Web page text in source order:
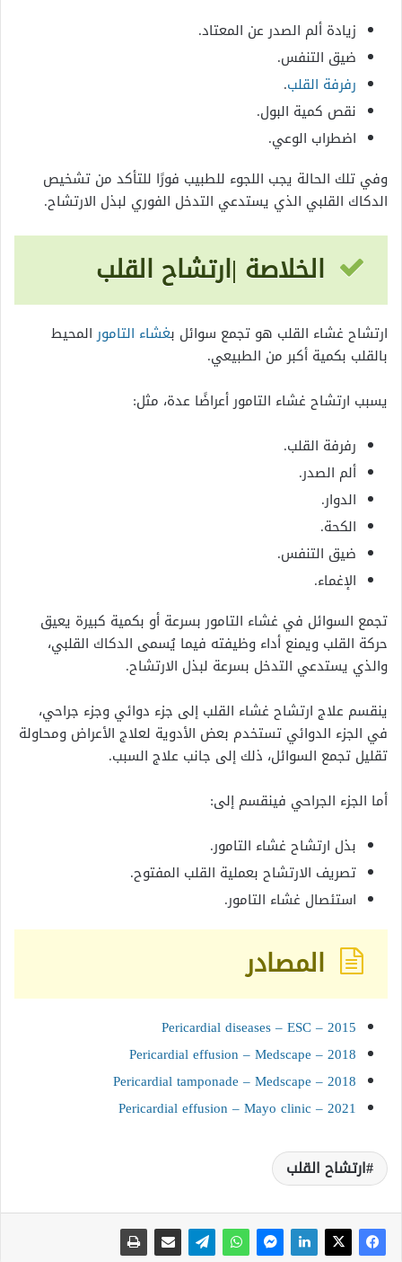
زيادة ألم الصدر عن المعتاد.
ضيق التنفس.
رفرفة القلب.
نقص كمية البول.
اضطراب الوعي.
وفي تلك الحالة يجب اللجوء للطبيب فورًا للتأكد من تشخيص
الدكاك القلبي الذي يستدعي التدخل الفوري لبذل الارتشاح.
الخلاصة |ارتشاح القلب
ارتشاح غشاء القلب هو تجمع سوائل بغشاء التامورالمحيط
بالقلب بكمية أكبر من الطبيعي.
يسبب ارتشاح غشاء التامور أعراضًا عدة، مثل:
رفرفة القلب.
ألم الصدر.
الدوار.
الكحة.
ضيق التنفس.
الإغماء.
تجمع السوائل في غشاء التامور بسرعة أو بكمية كبيرة يعيق
حركة القلب ويمنع أداء وظيفته فيما يُسمى الدكاك القلبي،
والذي يستدعي التدخل بسرعة لبذل الارتشاح.
ينقسم علاج ارتشاح غشاء القلب إلى جزء دوائي وجزء جراحي،
في الجزء الدوائي تستخدم بعض الأدوية لعلاج الأعراض ومحاولة
تقليل تجمع السوائل، ذلك إلى جانب علاج السبب.
أما الجزء الجراحي فينقسم إلى:
بذل ارتشاح غشاء التامور.
تصريف الارتشاح بعملية القلب المفتوح.
استئصال غشاء التامور.
المصادر
Pericardial diseases – ESC – 2015
Pericardial effusion – Medscape – 2018
Pericardial tamponade – Medscape – 2018
Pericardial effusion – Mayo clinic – 2021
ارتشاح القلب